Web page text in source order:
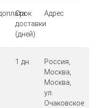
Срок
доставки
(дней)
Адрес
1 дн.
Россия,
Москва,
Москва,
ул.
Очаковское